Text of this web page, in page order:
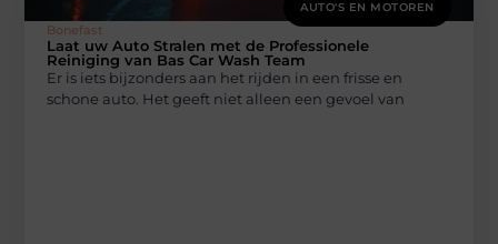
AUTO'S EN MOTOREN
Bonefast
Laat uw Auto Stralen met de Professionele
Reiniging van Bas Car Wash Team
Er is iets bijzonders aan het rijden in een frisse en
schone auto. Het geeft niet alleen een gevoel van